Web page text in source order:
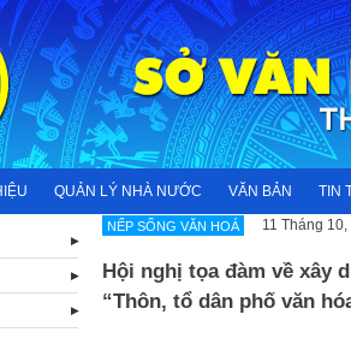
QUẢN LÝ NHÀ NƯỚC VĂN BẢN TIN
NẾP SỐNG VĂN HOÁ 11 Tháng
Hội nghị tọa đàm về xây
“Thôn, tổ dân phố văn